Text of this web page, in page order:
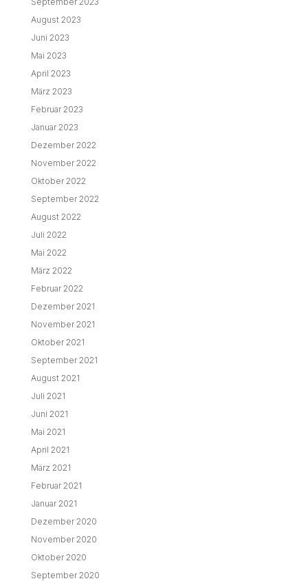
August 2023
Juni 2023
Mai 2023
April 2023
März 2023
Februar 2023
Januar 2023
Dezember 2022
November 2022
Oktober 2022
September 2022
August 2022
Juli 2022
Mai 2022
März 2022
Februar 2022
Dezember 2021
November 2021
Oktober 2021
September 2021
August 2021
Juli 2021
Juni 2021
Mai 2021
April 2021
März 2021
Februar 2021
Januar 2021
Dezember 2020
November 2020
Oktober 2020
September 2020